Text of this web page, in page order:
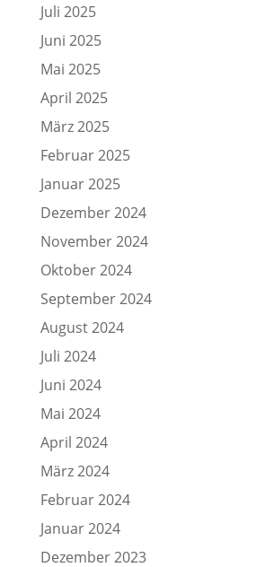
Juli 2025
Juni 2025
Mai 2025
April 2025
März 2025
Februar 2025
Januar 2025
Dezember 2024
November 2024
Oktober 2024
September 2024
August 2024
Juli 2024
Juni 2024
Mai 2024
April 2024
März 2024
Februar 2024
Januar 2024
Dezember 2023